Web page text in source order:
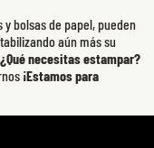
bolsas de papel, pueden
aún más su
necesitas estampar?
¡Estamos para